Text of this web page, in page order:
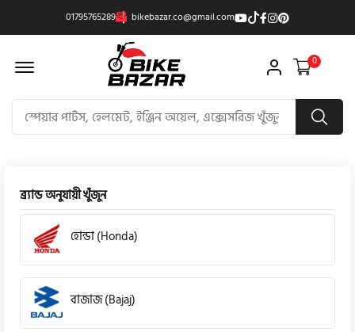
01795765289 bikebazar.co@gmail.com
Offcanvas Menu Open 0
ব্র্যান্ড অনুযায়ী খুঁজুন
হোন্ডা (Honda)
বাজাজ (Bajaj)